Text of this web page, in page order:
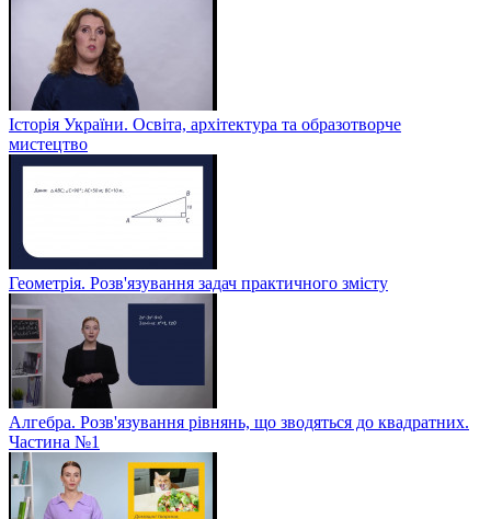
Історія України. Освіта, архітектура та образотворче
мистецтво
Геометрія. Розв'язування задач практичного змісту
Алгебра. Розв'язування рівнянь, що зводяться до квадратних.
Частина №1